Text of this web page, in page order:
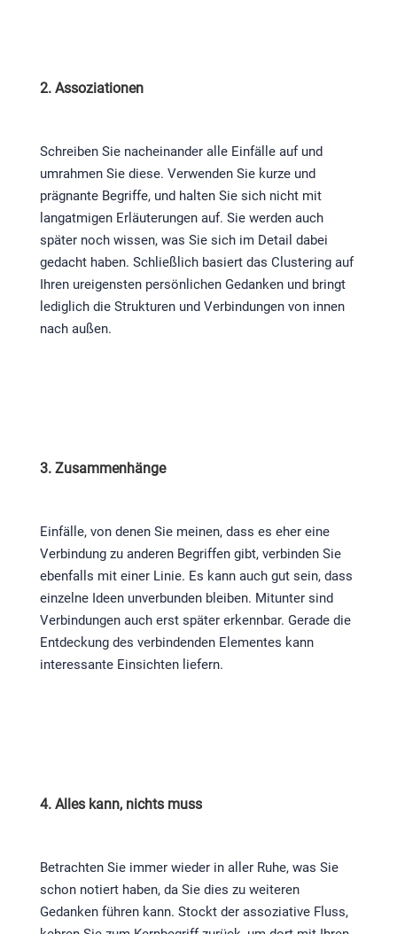
2. Assoziationen
Schreiben Sie nacheinander alle Einfälle auf und
umrahmen Sie diese. Verwenden Sie kurze und
prägnante Begriffe, und halten Sie sich nicht mit
langatmigen Erläuterungen auf. Sie werden auch
später noch wissen, was Sie sich im Detail dabei
gedacht haben. Schließlich basiert das Clustering auf
Ihren ureigensten persönlichen Gedanken und bringt
lediglich die Strukturen und Verbindungen von innen
nach außen.
3. Zusammenhänge
Einfälle, von denen Sie meinen, dass es eher eine
Verbindung zu anderen Begriffen gibt, verbinden Sie
ebenfalls mit einer Linie. Es kann auch gut sein, dass
einzelne Ideen unverbunden bleiben. Mitunter sind
Verbindungen auch erst später erkennbar. Gerade die
Entdeckung des verbindenden Elementes kann
interessante Einsichten liefern.
4. Alles kann, nichts muss
Betrachten Sie immer wieder in aller Ruhe, was Sie
schon notiert haben, da Sie dies zu weiteren
Gedanken führen kann. Stockt der assoziative Fluss,